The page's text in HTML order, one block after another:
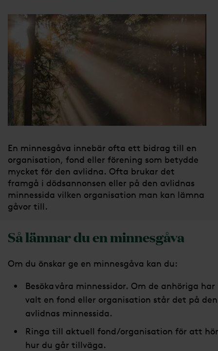
En minnesgåva innebär ofta ett bidrag till en
organisation, fond eller förening som betydde
mycket för den avlidna. Ofta brukar det
framgå i dödsannonsen eller på den avlidnas
minnessida vilken organisation man kan lämna
gåvor till.
Så lämnar du en minnesgåva
Om du önskar ge en minnesgåva kan du:
Besökavåra minnessidor. Om de anhöriga har
valt en fond eller organisation står det på den
avlidnas minnessida.
Ringa till aktuell fond/organisation för att
hur du går tillväga.